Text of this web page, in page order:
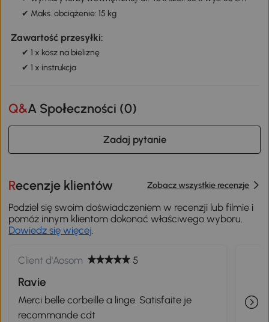
✔ Maks. obciążenie: 15 kg
Zawartość przesyłki:
✔ 1 x kosz na bieliznę
✔ 1 x instrukcja
Q&A Społeczności (0)
Zadaj pytanie
Recenzje klientów Zobacz wszystkie recenzje
Podziel się swoim doświadczeniem w recenzji lub filmie i
pomóż innym klientom dokonać właściwego wyboru.
Dowiedz się więcej.
Client d'Aosom 5
Ravie
Merci belle corbeille a linge. Satisfaite je
recommande cdt